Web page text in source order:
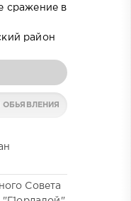
сражение в
район
ОБЬЯВЛЕНИЯ
Совета